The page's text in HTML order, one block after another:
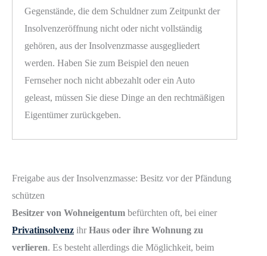
Gegenstände, die dem Schuldner zum Zeitpunkt der
Insolvenzeröffnung nicht oder nicht vollständig
gehören, aus der Insolvenzmasse ausgegliedert
werden. Haben Sie zum Beispiel den neuen
Fernseher noch nicht abbezahlt oder ein Auto
geleast, müssen Sie diese Dinge an den rechtmäßigen
Eigentümer zurückgeben.
Freigabe aus der Insolvenzmasse: Besitz vor der Pfändung
schützen
Besitzer von Wohneigentum befürchten oft, bei einer
Privatinsolvenz ihr Haus oder ihre Wohnung zu
verlieren. Es besteht allerdings die Möglichkeit, beim